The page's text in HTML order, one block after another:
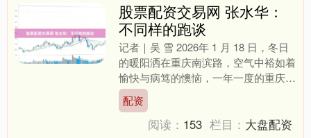
股票配资交易网 张水华：
不同样的跑谈
记者｜吴 雪 2026年 1 月 18 日，冬日
的暖阳洒在重庆南滨路，空气中裕如着
愉快与病笃的懊恼，一年一度的重庆马
拉松在这里汜博开跑。25000 名跑者如
同离....
配资
阅读： 153 栏目： 大盘配资